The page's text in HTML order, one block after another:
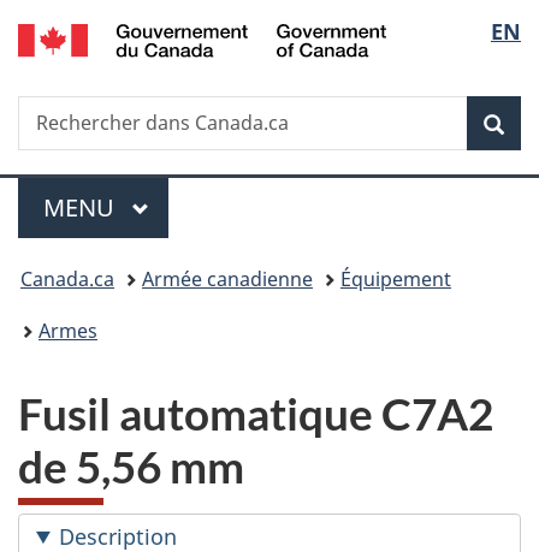
Passer
au
principal
Passer
à
Au
du
Passer
à
version
simplifiée
de
la
EN
Recherche
Rechercher
dans
Menu
MENU PRINCIPAL
Vous
êtes
Canada.ca Armée canadienne
Équipement
Armes
Fusil automatique C7A2
de 5,56 mm
Description